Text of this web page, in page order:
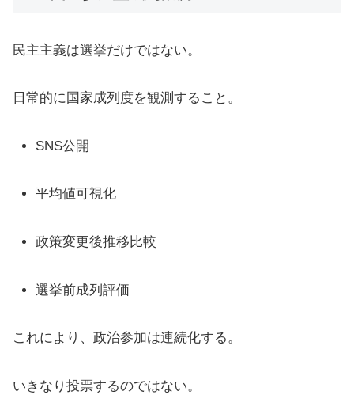
民主主義は選挙だけではない。
日常的に国家成列度を観測すること。
SNS公開
平均値可視化
政策変更後推移比較
選挙前成列評価
これにより、政治参加は連続化する。
いきなり投票するのではない。